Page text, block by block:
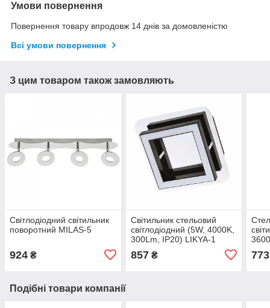
Умови повернення
Повернення товару впродовж 14 днів за домовленістю
Всі умови повернення
З цим товаром також замовляють
Світлодіодний світильник
поворотний MILAS-5
924 ₴
Світильник стельовий
світлодіодний (5W, 4000K,
300Lm, IP20) LIKYA-1
857₴ 773
Подібні товари компанії